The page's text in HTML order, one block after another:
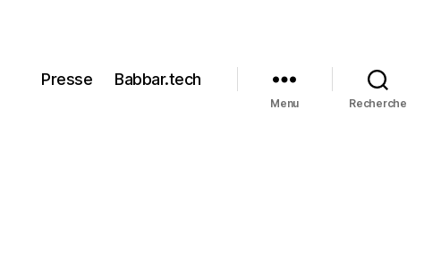
Presse Babbar.tech
Menu Recherche